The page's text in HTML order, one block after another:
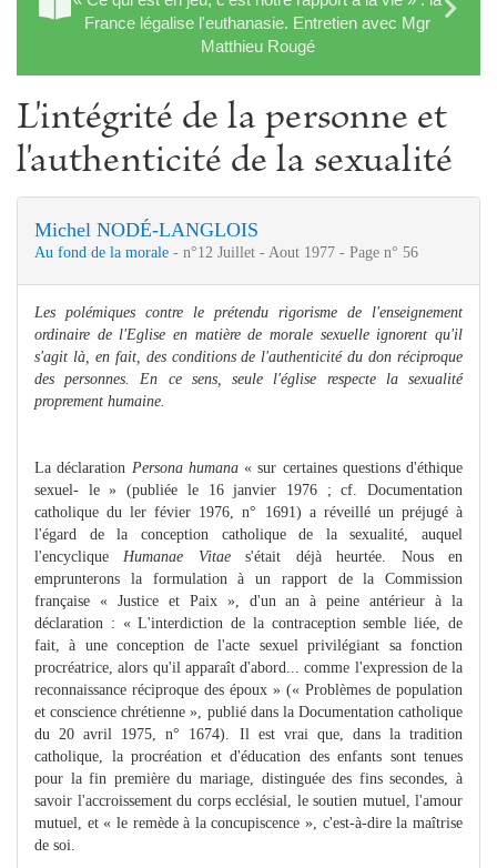
France légalise l'euthanasie. Entretien avec Mgr
Matthieu Rougé
L'intégrité de la personne et
l'authenticité de la sexualité
Michel NODÉ-LANGLOIS
Au fond de la morale - n°12 Juillet - Aout 1977 - Page n° 56
Les polémiques contre le prétendu rigorisme de l'enseignement
ordinaire de l'Eglise en matière de morale sexuelle ignorent qu'il
s'agit là, en fait, des conditions de l'authenticité du don réciproque
des personnes. En ce sens, seule l'église respecte la sexualité
proprement humaine.
La déclaration Persona humana « sur certaines questions d'éthique
sexuel- le » (publiée le 16 janvier 1976 ; cf. Documentation
catholique du ler févier 1976, n° 1691) a réveillé un préjugé à
l'égard de la conception catholique de la sexualité, auquel
l'encyclique Humanae Vitaes'était déjà heurtée. Nous en
emprunterons la formulation à un rapport de la Commission
française « Justice et Paix », d'un an à peine antérieur à la
déclaration : « L'interdiction de la contraception semble liée, de
fait, à une conception de l'acte sexuel privilégiant sa fonction
procréatrice, alors qu'il apparaît d'abord... comme l'expression de la
reconnaissance réciproque des époux » (« Problèmes de population
et conscience chrétienne », publié dans la Documentation catholique
du 20 avril 1975, n° 1674). Il est vrai que, dans la tradition
catholique, la procréation et d'éducation des enfants sont tenues
pour la fin première du mariage, distinguée des fins secondes, à
savoir l'accroissement du corps ecclésial, le soutien mutuel, l'amour
mutuel, et « le remède à la concupiscence », c'est-à-dire la maîtrise
de soi.